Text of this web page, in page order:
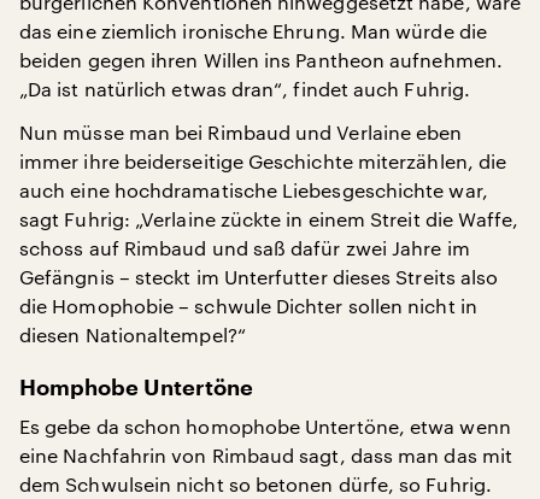
das eine ziemlich ironische Ehrung. Man würde die
beiden gegen ihren Willen ins Pantheon aufnehmen.
„Da ist natürlich etwas dran“, findet auch Fuhrig.
Nun müsse man bei Rimbaud und Verlaine eben
immer ihre beiderseitige Geschichte miterzählen, die
auch eine hochdramatische Liebesgeschichte war,
sagt Fuhrig: „Verlaine zückte in einem Streit die Waffe,
schoss auf Rimbaud und saß dafür zwei Jahre im
Gefängnis – steckt im Unterfutter dieses Streits also
die Homophobie – schwule Dichter sollen nicht in
diesen Nationaltempel?“
Homphobe Untertöne
Es gebe da schon homophobe Untertöne, etwa wenn
eine Nachfahrin von Rimbaud sagt, dass man das mit
dem Schwulsein nicht so betonen dürfe, so Fuhrig.